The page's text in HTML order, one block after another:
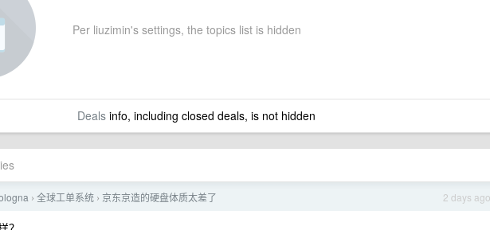
Per liuzimin's settings, the topics list is hidden
Dealsinfo, including closed deals, is not hidden
2 days ago
› 全球工单系统 › 京东京造的硬盘体质太差了